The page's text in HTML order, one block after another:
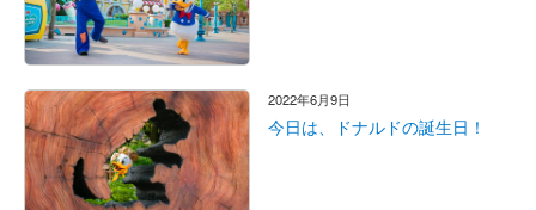
2022年6月9日
今日は、ドナルドの誕生日！